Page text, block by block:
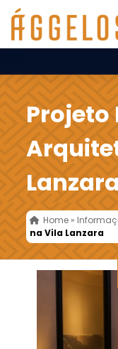
Projeto
Lanzara
Home »
na Vila Lanzara